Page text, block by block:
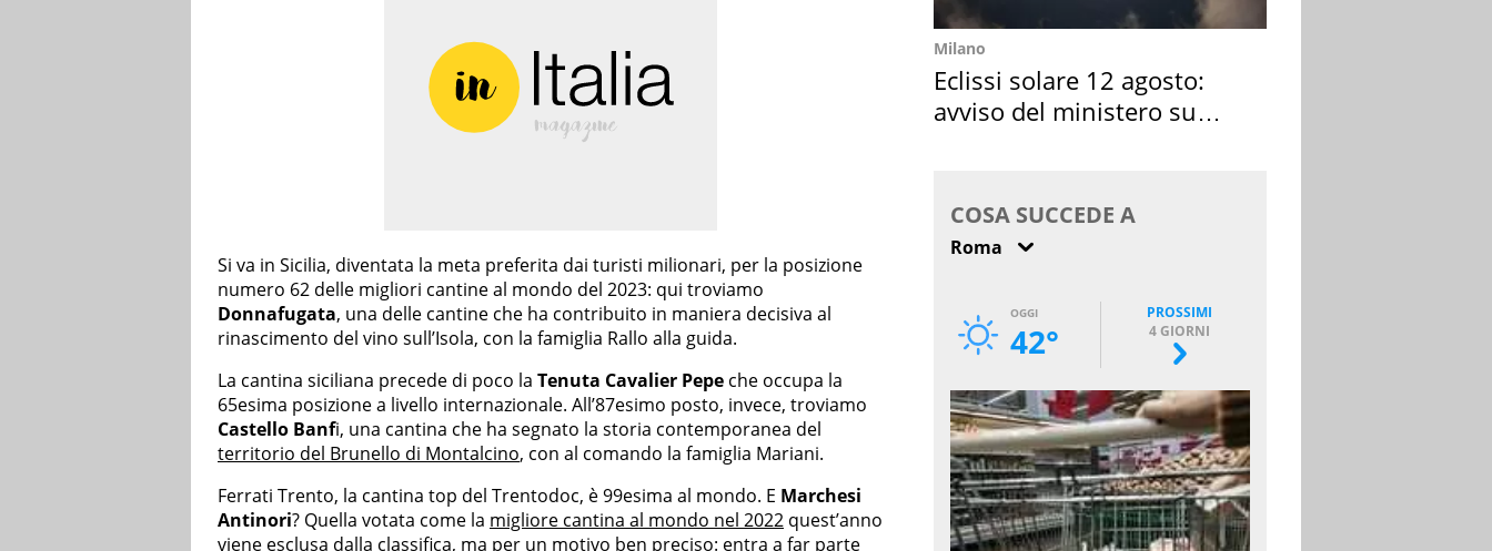
Si va in Sicilia, diventata la meta preferita dai turisti milionari, per la posizione
numero 62 delle migliori cantine al mondo del 2023: qui troviamo
Donnafugata, una delle cantine che ha contribuito in maniera decisiva al
rinascimento del vino sull’Isola, con la famiglia Rallo alla guida.
La cantina siciliana precede di poco la Tenuta Cavalier Pepe che occupa la
65esima posizione a livello internazionale. All’87esimo posto, invece, troviamo
Castello Banfi, una cantina che ha segnato la storia contemporanea del
territorio del Brunello di Montalcino, con al comando la famiglia Mariani.
Ferrati Trento, la cantina top del Trentodoc, è 99esima al mondo. E Marchesi
Antinori? Quella votata come la migliore cantina al mondo nel 2022 quest’anno
viene esclusa dalla classifica, ma per un motivo ben preciso: entra a far parte
Milano
Eclissi solare 12 agosto:
avviso del ministero su